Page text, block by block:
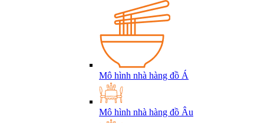
Mô hình nhà hàng đồ Á
Mô hình nhà hàng đồ Âu